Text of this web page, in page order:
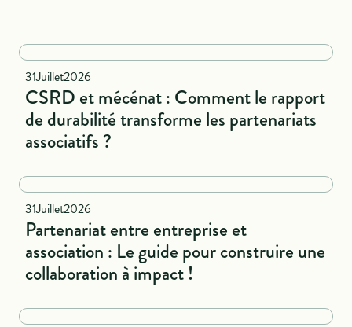
National
31Juillet2026
CSRD et mécénat : Comment le rapport
de durabilité transforme les partenariats
associatifs ?
Naional
31Juillet2026
Partenariat entre entreprise et
association : Le guide pour construire une
collaboration à impact !